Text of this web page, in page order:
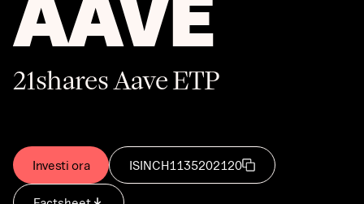
AAVE
21shares Aave ETP
Investi ora ISINCH1135202120